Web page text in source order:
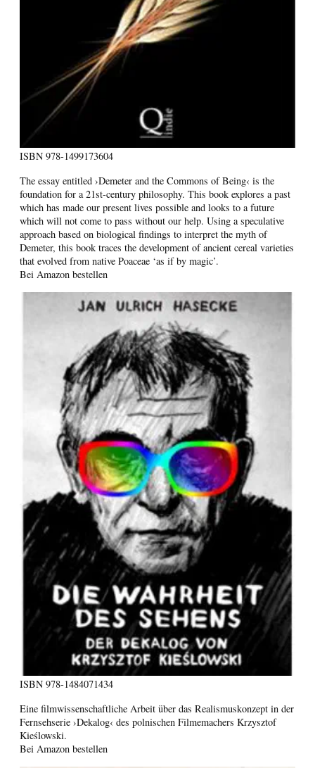
ISBN 978-1499173604
The essay entitled ›Demeter and the Commons of Being‹ is the
foundation for a 21st-century philosophy. This book explores a past
which has made our present lives possible and looks to a future
which will not come to pass without our help. Using a speculative
approach based on biological findings to interpret the myth of
Demeter, this book traces the development of ancient cereal varieties
that evolved from native Poaceae ‘as if by magic’.
Bei Amazon bestellen
ISBN 978-1484071434
Eine filmwissenschaftliche Arbeit über das Realismuskonzept in der
Fernsehserie ›Dekalog‹ des polnischen Filmemachers Krzysztof
Kieślowski.
Bei Amazon bestellen